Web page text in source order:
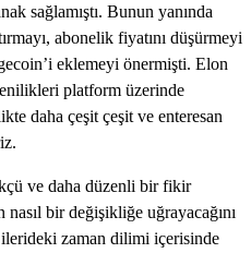
sağlamıştı. Bunun yanında
abonelik fiyatını düşürmeyi
eklemeyi önermişti. Elon
platform üzerinde
daha çeşit çeşit ve enteresan
ve daha düzenli bir fikir
bir değişikliğe uğrayacağını
zaman dilimi içerisinde